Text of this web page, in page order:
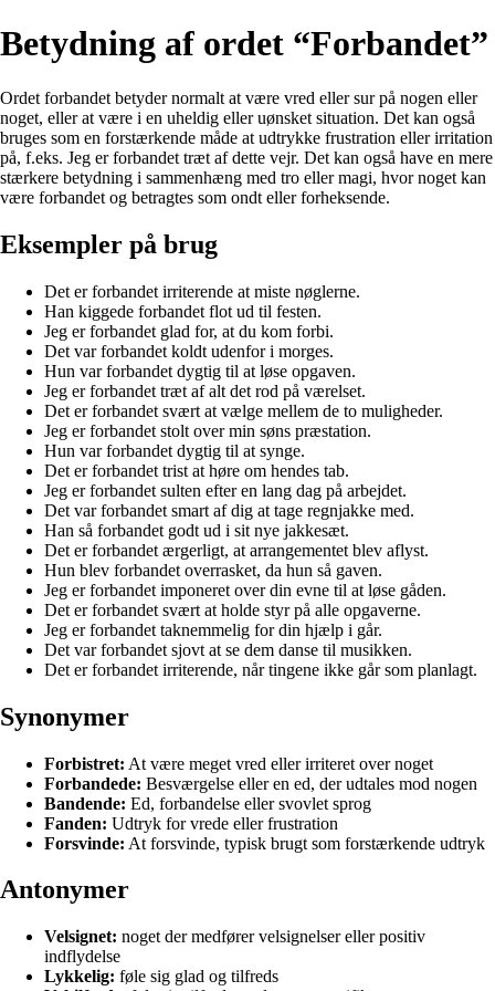
Betydning af ordet “Forbandet”
Ordet forbandet betyder normalt at være vred eller sur på nogen eller
noget, eller at være i en uheldig eller uønsket situation. Det kan også
bruges som en forstærkende måde at udtrykke frustration eller irritation
på, f.eks. Jeg er forbandet træt af dette vejr. Det kan også have en mere
stærkere betydning i sammenhæng med tro eller magi, hvor noget kan
være forbandet og betragtes som ondt eller forheksende.
Eksempler på brug
Det er forbandet irriterende at miste nøglerne.
Han kiggede forbandet flot ud til festen.
Jeg er forbandet glad for, at du kom forbi.
Det var forbandet koldt udenfor i morges.
Hun var forbandet dygtig til at løse opgaven.
Jeg er forbandet træt af alt det rod på værelset.
Det er forbandet svært at vælge mellem de to muligheder.
Jeg er forbandet stolt over min søns præstation.
Hun var forbandet dygtig til at synge.
Det er forbandet trist at høre om hendes tab.
Jeg er forbandet sulten efter en lang dag på arbejdet.
Det var forbandet smart af dig at tage regnjakke med.
Han så forbandet godt ud i sit nye jakkesæt.
Det er forbandet ærgerligt, at arrangementet blev aflyst.
Hun blev forbandet overrasket, da hun så gaven.
Jeg er forbandet imponeret over din evne til at løse gåden.
Det er forbandet svært at holde styr på alle opgaverne.
Jeg er forbandet taknemmelig for din hjælp i går.
Det var forbandet sjovt at se dem danse til musikken.
Det er forbandet irriterende, når tingene ikke går som planlagt.
Synonymer
Forbistret: At være meget vred eller irriteret over noget
Forbandede: Besværgelse eller en ed, der udtales mod nogen
Bandende: Ed, forbandelse eller svovlet sprog
Fanden: Udtryk for vrede eller frustration
Forsvinde: At forsvinde, typisk brugt som forstærkende udtryk
Antonymer
Velsignet: noget der medfører velsignelser eller positiv
indflydelse
Lykkelig: føle sig glad og tilfreds